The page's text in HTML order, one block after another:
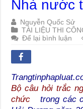
Nhà nước
Nguyễn Quốc Sử
TÀI LIỆU THI
Để lại bình luận
Bộ câu hỏi trắc
chức
trong các